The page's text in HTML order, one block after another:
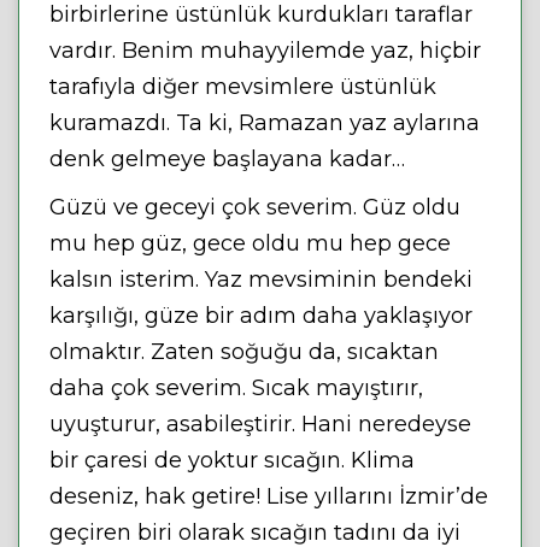
birbirlerine üstünlük kurdukları taraflar
vardır. Benim muhayyilemde yaz, hiçbir
tarafıyla diğer mevsimlere üstünlük
kuramazdı. Ta ki, Ramazan yaz aylarına
denk gelmeye başlayana kadar…
Güzü ve geceyi çok severim. Güz oldu
mu hep güz, gece oldu mu hep gece
kalsın isterim. Yaz mevsiminin bendeki
karşılığı, güze bir adım daha yaklaşıyor
olmaktır. Zaten soğuğu da, sıcaktan
daha çok severim. Sıcak mayıştırır,
uyuşturur, asabileştirir. Hani neredeyse
bir çaresi de yoktur sıcağın. Klima
deseniz, hak getire! Lise yıllarını İzmir’de
geçiren biri olarak sıcağın tadını da iyi